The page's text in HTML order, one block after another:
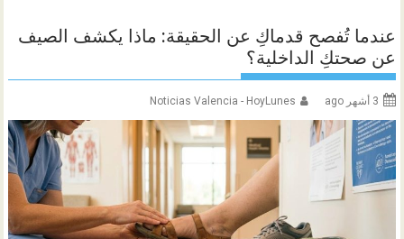
عندما تُفصح قدماكِ عن الحقيقة: ماذا يكشف الصيف
عن صحتكِ الداخلية؟
3 أشهر ago Noticias Valencia - HoyLunes